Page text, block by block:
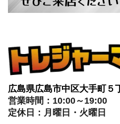
ぜひご来店ください